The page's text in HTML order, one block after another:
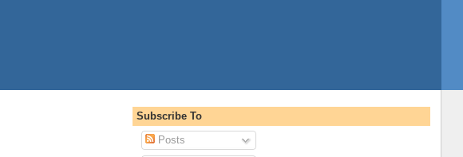
Subscribe To
Posts